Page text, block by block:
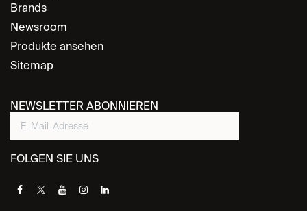
Brands
Newsroom
Produkte ansehen
Sitemap
NEWSLETTER ABONNIEREN
FOLGEN SIE UNS